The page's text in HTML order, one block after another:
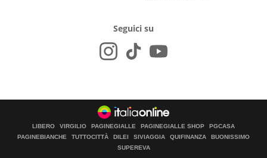
Seguici su
LIBERO VIRGILIO PAGINEGIALLE PAGINEGIALLE SHOP
PGCASA
PAGINEBIANCHE
TUTTOCITTÀ DILEI SIVIAGGIA QUIFINANZA
BUONISSIMO
SUPEREVA